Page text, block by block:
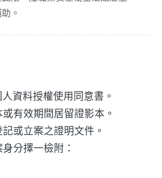
。
資料授權使用同意書。
有效期間居留證影本。
或立案之證明文件。
分擇一檢附：